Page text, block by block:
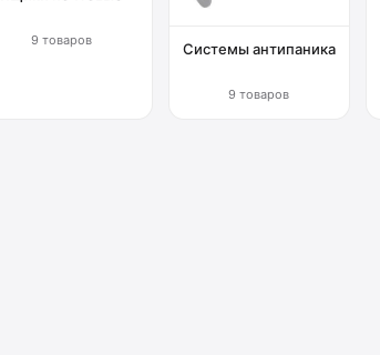
9 товаров Системы антипаника
9 товаров